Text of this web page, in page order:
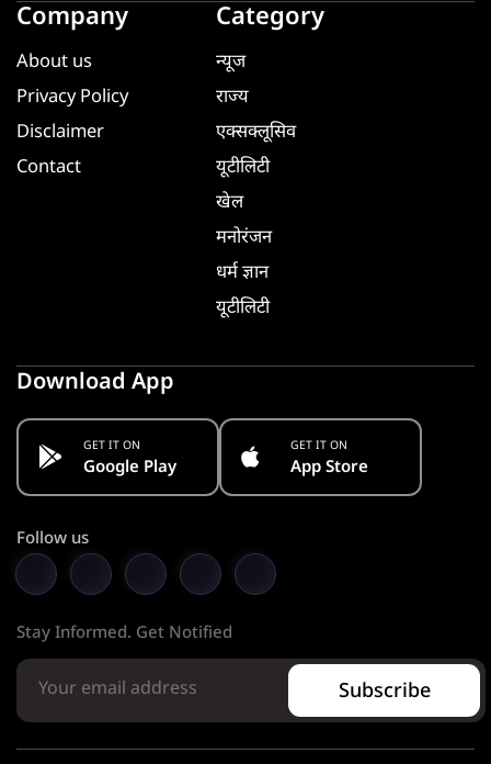
Company
About us
Privacy Policy
Disclaimer
Contact
Category
न्यूज
राज्य
एक्सक्लूसिव
यूटीलिटी
खेल
मनोरंजन
धर्म ज्ञान
यूटीलिटी
Download App
GET IT ON
Google Play
GET IT ON
App Store
Follow us
Stay Informed. Get Notified
Subscribe